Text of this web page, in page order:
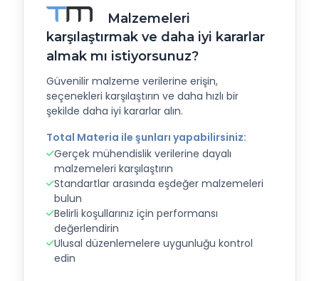
Malzemeleri
karşılaştırmak ve daha iyi kararlar
almak mı istiyorsunuz?
Güvenilir malzeme verilerine erişin,
seçenekleri karşılaştırın ve daha hızlı bir
şekilde daha iyi kararlar alın.
Total Materia ile şunları yapabilirsiniz:
Gerçek mühendislik verilerine dayalı
malzemeleri karşılaştırın
Standartlar arasında eşdeğer malzemeleri
bulun
Belirli koşullarınız için performansı
değerlendirin
Ulusal düzenlemelere uygunluğu kontrol
edin